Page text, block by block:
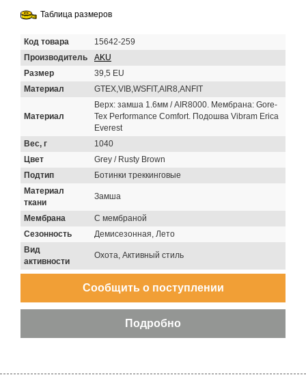
Таблица размеров
Код товара
15642-259
Производитель
AKU
Размер
39,5 EU
Материал
GTEX,VIB,WSFIT,AIR8,ANFIT
Материал
Верх: замша 1.6мм / AIR8000. Мембрана: Gore-
Tex Performance Comfort. Подошва Vibram Erica
Everest
Вес, г
1040
Цвет
Grey / Rusty Brown
Подтип
Ботинки треккинговые
Материал
ткани
Замша
Мембрана
С мембраной
Сезонность
Демисезонная, Лето
Вид
активности
Охота, Активный стиль